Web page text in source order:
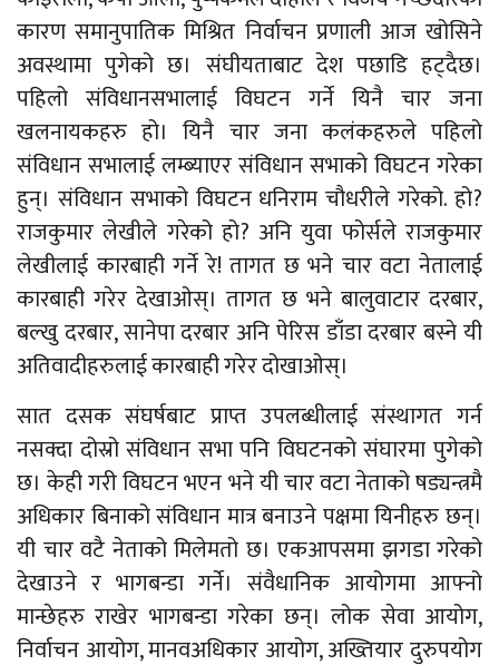
कारण समानुपातिक मिश्रित निर्वाचन प्रणाली आज खोसिने
अवस्थामा पुगेको छ। संघीयताबाट देश पछाडि हट्दैछ।
पहिलो संविधानसभालाई विघटन गर्ने यिनै चार जना
खलनायकहरु हो। यिनै चार जना कलंकहरुले पहिलो
संविधान सभालाई लम्ब्याएर संविधान सभाको विघटन गरेका
हुन्। संविधान सभाको विघटन धनिराम चौधरीले गरेको. हो?
राजकुमार लेखीले गरेको हो? अनि युवा फोर्सले राजकुमार
लेखीलाई कारबाही गर्ने रे! तागत छ भने चार वटा नेतालाई
कारबाही गरेर देखाओस्। तागत छ भने बालुवाटार दरबार,
बल्खु दरबार, सानेपा दरबार अनि पेरिस डाँडा दरबार बस्ने यी
अतिवादीहरुलाई कारबाही गरेर दोखाओस्।
सात दसक संघर्षबाट प्राप्त उपलब्धीलाई संस्थागत गर्न
नसक्दा दोस्रो संविधान सभा पनि विघटनको संघारमा पुगेको
छ। केही गरी विघटन भएन भने यी चार वटा नेताको षड्यन्त्रमै
अधिकार बिनाको संविधान मात्र बनाउने पक्षमा यिनीहरु छन्।
यी चार वटै नेताको मिलेमतो छ। एकआपसमा झगडा गरेको
देखाउने र भागबन्डा गर्ने। संवैधानिक आयोगमा आफ्नो
मान्छेहरु राखेर भागबन्डा गरेका छन्। लोक सेवा आयोग,
निर्वाचन आयोग, मानवअधिकार आयोग, अख्तियार दुरुपयोग